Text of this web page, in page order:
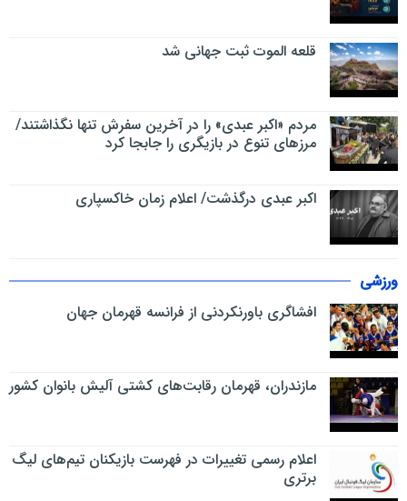
قلعه الموت ثبت جهانی شد
مردم «اکبر عبدی» را در آخرین سفرش تنها نگذاشتند/
مرزهای تنوع در بازیگری را جابجا کرد
اکبر عبدی درگذشت/ اعلام زمان خاکسپاری
ورزشی
افشاگری باورنکردنی از فرانسه قهرمان جهان
مازندران، قهرمان رقابت‌های کشتی آلیش بانوان کشور
اعلام رسمی تغییرات در فهرست بازیکنان تیم‌های لیگ
برتری